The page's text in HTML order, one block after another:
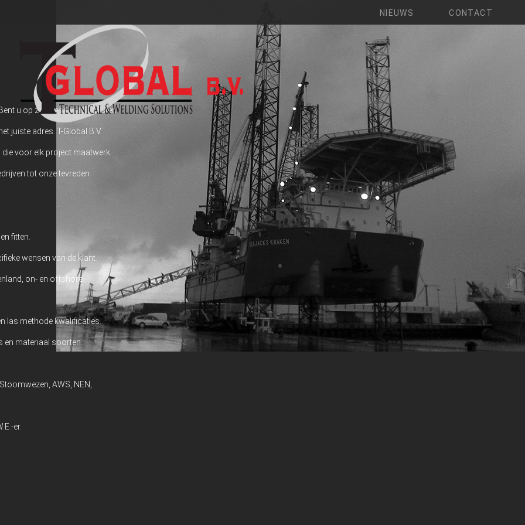
CONTACT
NIEUWS
u op zoek naar specialisten
juiste adres. T-Global B.V.
voor elk project maatwerk
tot onze tevreden
fitten.
wensen van de klant.
on- en offshore.
las methode kwalificaties.
en materiaal soorten.
AWS, NEN,
er.